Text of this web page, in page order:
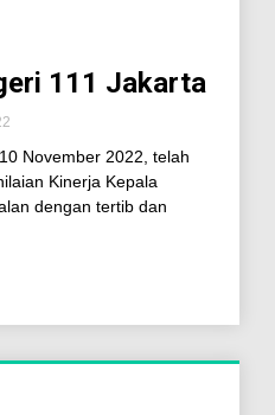
111 Jakarta
November 2022, telah
Kinerja Kepala
dengan tertib dan